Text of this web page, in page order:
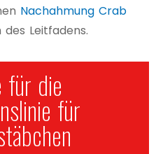
Nachahmung Crab
Leitfadens.
für die
für